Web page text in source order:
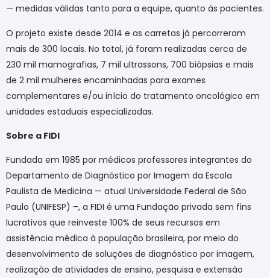
— medidas válidas tanto para a equipe, quanto às pacientes.
O projeto existe desde 2014 e as carretas já percorreram
mais de 300 locais. No total, já foram realizadas cerca de
230 mil mamografias, 7 mil ultrassons, 700 biópsias e mais
de 2 mil mulheres encaminhadas para exames
complementares e/ou início do tratamento oncológico em
unidades estaduais especializadas.
Sobre a FIDI
Fundada em 1985 por médicos professores integrantes do
Departamento de Diagnóstico por Imagem da Escola
Paulista de Medicina — atual Universidade Federal de São
Paulo (UNIFESP) –, a FIDI é uma Fundação privada sem fins
lucrativos que reinveste 100% de seus recursos em
assistência médica à população brasileira, por meio do
desenvolvimento de soluções de diagnóstico por imagem,
realização de atividades de ensino, pesquisa e extensão